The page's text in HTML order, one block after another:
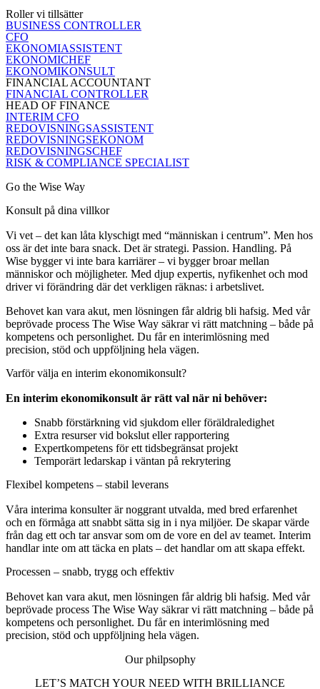
Roller vi tillsätter
BUSINESS CONTROLLER
CFO
EKONOMIASSISTENT
EKONOMICHEF
EKONOMIKONSULT
FINANCIAL ACCOUNTANT
FINANCIAL CONTROLLER
HEAD OF FINANCE
INTERIM CFO
REDOVISNINGSASSISTENT
REDOVISNINGSEKONOM
REDOVISNINGSCHEF
RISK & COMPLIANCE SPECIALIST
Go the Wise Way
Konsult på dina villkor
Vi vet – det kan låta klyschigt med “människan i centrum”. Men hos
oss är det inte bara snack. Det är strategi. Passion. Handling. På
Wise bygger vi inte bara karriärer – vi bygger broar mellan
människor och möjligheter. Med djup expertis, nyfikenhet och mod
driver vi förändring där det verkligen räknas: i arbetslivet.
Behovet kan vara akut, men lösningen får aldrig bli hafsig. Med vår
beprövade process The Wise Way säkrar vi rätt matchning – både på
kompetens och personlighet. Du får en interimlösning med
precision, stöd och uppföljning hela vägen.
Varför välja en interim ekonomikonsult?
En interim ekonomikonsult är rätt val när ni behöver:
Snabb förstärkning vid sjukdom eller föräldraledighet
Extra resurser vid bokslut eller rapportering
Expertkompetens för ett tidsbegränsat projekt
Temporärt ledarskap i väntan på rekrytering
Flexibel kompetens – stabil leverans
Våra interima konsulter är noggrant utvalda, med bred erfarenhet
och en förmåga att snabbt sätta sig in i nya miljöer. De skapar värde
från dag ett och tar ansvar som om de vore en del av teamet. Interim
handlar inte om att täcka en plats – det handlar om att skapa effekt.
Processen – snabb, trygg och effektiv
Behovet kan vara akut, men lösningen får aldrig bli hafsig. Med vår
beprövade process The Wise Way säkrar vi rätt matchning – både på
kompetens och personlighet. Du får en interimlösning med
precision, stöd och uppföljning hela vägen.
Our philpsophy
LET’S MATCH YOUR NEED WITH BRILLIANCE